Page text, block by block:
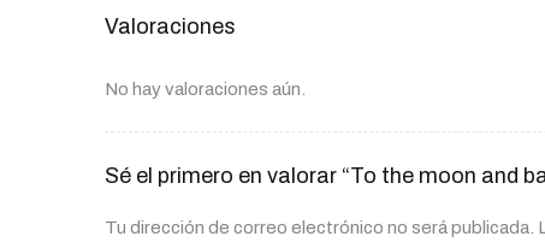
Valoraciones
No hay valoraciones aún.
Sé el primero en valorar “To the moon and
Tu dirección de correo electrónico no será publicada.